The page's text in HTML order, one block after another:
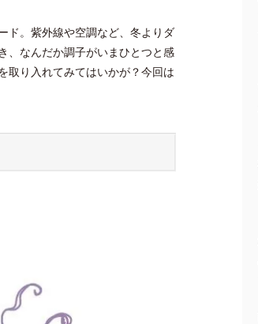
ド。紫外線や空調など、冬よりダ
、なんだか調子がいまひとつと感
取り入れてみてはいかが？今回は